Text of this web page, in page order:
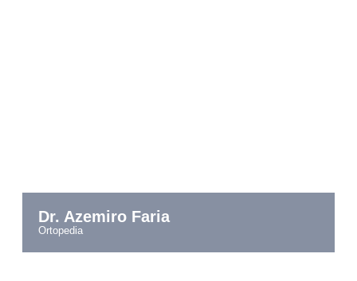
Dr. Azemiro Faria
ortopedia